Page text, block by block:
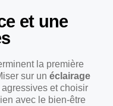
et une
la première
sur un éclairage
et choisir
avec le bien-être